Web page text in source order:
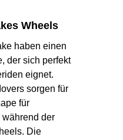
Wheels
haben einen
der sich perfekt
eignet.
sorgen für
für
der
Die